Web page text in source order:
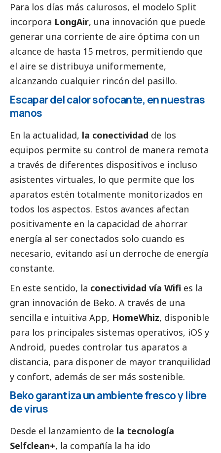
Para los días más calurosos, el modelo Split
incorpora LongAir, una innovación que puede
generar una corriente de aire óptima con un
alcance de hasta 15 metros, permitiendo que
el aire se distribuya uniformemente,
alcanzando cualquier rincón del pasillo.
Escapar del calor sofocante, en nuestras
manos
En la actualidad, la conectividad de los
equipos permite su control de manera remota
a través de diferentes dispositivos e incluso
asistentes virtuales, lo que permite que los
aparatos estén totalmente monitorizados en
todos los aspectos. Estos avances afectan
positivamente en la capacidad de ahorrar
energía al ser conectados solo cuando es
necesario, evitando así un derroche de energía
constante.
En este sentido, la conectividad vía Wifi es la
gran innovación de Beko. A través de una
sencilla e intuitiva App, HomeWhiz, disponible
para los principales sistemas operativos, iOS y
Android, puedes controlar tus aparatos a
distancia, para disponer de mayor tranquilidad
y confort, además de ser más sostenible.
Beko garantiza un ambiente fresco y libre
de virus
Desde el lanzamiento de la tecnología
Selfclean+, la compañía la ha ido